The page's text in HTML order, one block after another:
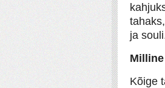
ja
Kõige